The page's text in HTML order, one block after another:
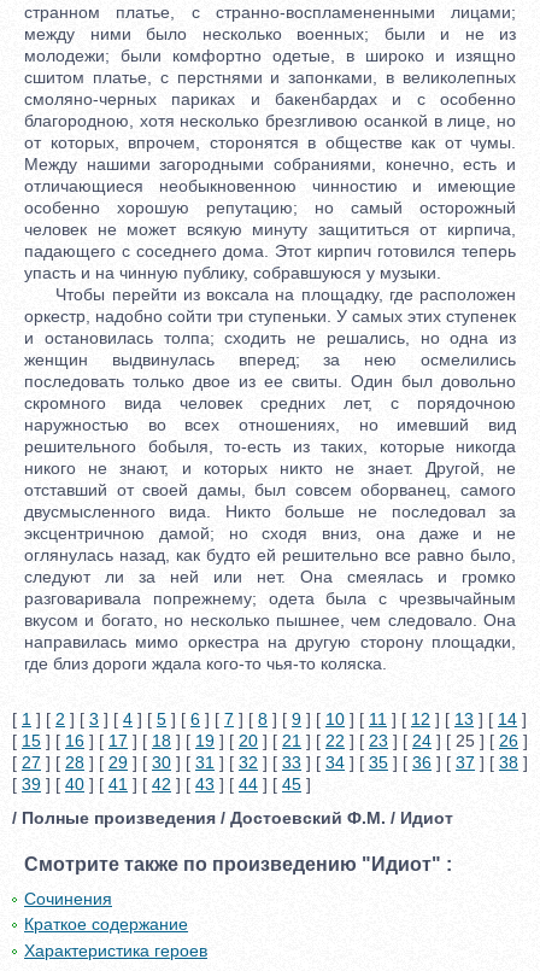
странном платье, с странно-воспламененными лицами;
между ними было несколько военных; были и не из
молодежи; были комфортно одетые, в широко и изящно
сшитом платье, с перстнями и запонками, в великолепных
смоляно-черных париках и бакенбардах и с особенно
благородною, хотя несколько брезгливою осанкой в лице, но
от которых, впрочем, сторонятся в обществе как от чумы.
Между нашими загородными собраниями, конечно, есть и
отличающиеся необыкновенною чинностию и имеющие
особенно хорошую репутацию; но самый осторожный
человек не может всякую минуту защититься от кирпича,
падающего с соседнего дома. Этот кирпич готовился теперь
упасть и на чинную публику, собравшуюся у музыки.
Чтобы перейти из воксала на площадку, где расположен
оркестр, надобно сойти три ступеньки. У самых этих ступенек
и остановилась толпа; сходить не решались, но одна из
женщин выдвинулась вперед; за нею осмелились
последовать только двое из ее свиты. Один был довольно
скромного вида человек средних лет, с порядочною
наружностью во всех отношениях, но имевший вид
решительного бобыля, то-есть из таких, которые никогда
никого не знают, и которых никто не знает. Другой, не
отставший от своей дамы, был совсем оборванец, самого
двусмысленного вида. Никто больше не последовал за
эксцентричною дамой; но сходя вниз, она даже и не
оглянулась назад, как будто ей решительно все равно было,
следуют ли за ней или нет. Она смеялась и громко
разговаривала попрежнему; одета была с чрезвычайным
вкусом и богато, но несколько пышнее, чем следовало. Она
направилась мимо оркестра на другую сторону площадки,
где близ дороги ждала кого-то чья-то коляска.
[ 1 ] [ 2 ] [ 3 ] [ 4 ] [ 5 ] [ 6 ] [ 7 ] [ 8 ] [ 9 ] [ 10 ] [ 11 ] [ 12 ] [ 13 ] [ 14 ]
[ 15 ] [ 16 ] [ 17 ] [ 18 ] [ 19 ] [ 20 ] [ 21 ] [ 22 ] [ 23 ] [ 24 ] [ 25 ] [ 26 ]
[ 27 ] [ 28 ] [ 29 ] [ 30 ] [ 31 ] [ 32 ] [ 33 ] [ 34 ] [ 35 ] [ 36 ] [ 37 ] [ 38 ]
[ 39 ] [ 40 ] [ 41 ] [ 42 ] [ 43 ] [ 44 ] [ 45 ]
/ Полные произведения / Достоевский Ф.М. / Идиот
Смотрите также по произведению "Идиот" :
Сочинения
Краткое содержание
Характеристика героев